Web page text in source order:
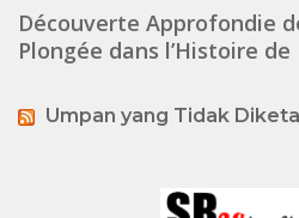
Découverte Approfondie
Plongée dans l’Histoire de
Umpan yang Tidak